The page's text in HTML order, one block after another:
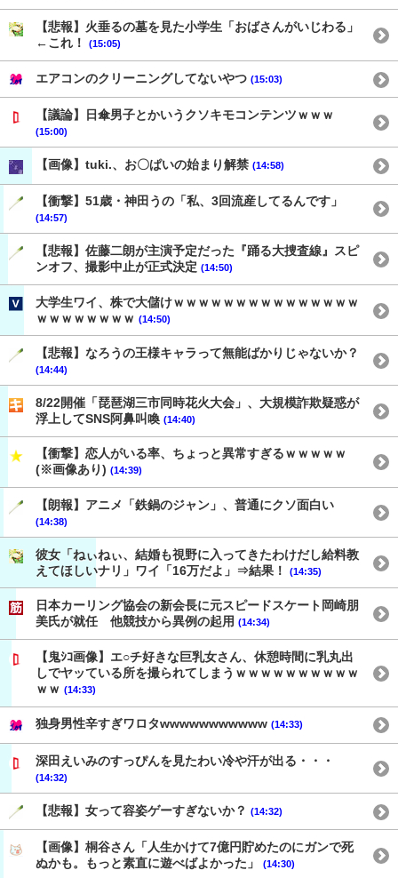
【悲報】火垂るの墓を見た小学生「おばさんがいじわる」
←これ！
(15:05)
エアコンのクリーニングしてないやつ (15:03)
【議論】日傘男子とかいうクソキモコンテンツｗｗｗ
(15:00)
【画像】tuki.、お〇ぱいの始まり解禁 (14:58)
【衝撃】51歳・神田うの「私、3回流産してるんです」
(14:57)
【悲報】佐藤二朗が主演予定だった『踊る大捜査線』スピ
ンオフ、撮影中止が正式決定 (14:50)
大学生ワイ、株で大儲けｗｗｗｗｗｗｗｗｗｗｗｗｗｗｗ
ｗｗｗｗｗｗｗｗ (14:50)
【悲報】なろうの王様キャラって無能ばかりじゃないか？
(14:44)
8/22開催「琵琶湖三市同時花火大会」、大規模詐欺疑惑が
浮上してSNS阿鼻叫喚 (14:40)
【衝撃】恋人がいる率、ちょっと異常すぎるｗｗｗｗｗ
(※画像あり) (14:39)
【朗報】アニメ「鉄鍋のジャン」、普通にクソ面白い
(14:38)
彼女「ねぃねぃ、結婚も視野に入ってきたわけだし給料教
えてほしいナリ」ワイ「16万だよ」⇒結果！
(14:35)
日本カーリング協会の新会長に元スピードスケート岡崎朋
美氏が就任 他競技から異例の起用 (14:34)
【鬼ｼｺ画像】エ○チ好きな巨乳女さん、休憩時間に乳丸出
しでヤッている所を撮られてしまうｗｗｗｗｗｗｗｗｗｗ
ｗｗ (14:33)
独身男性辛すぎワロタwwwwwwwwwww (14:33)
深田えいみのすっぴんを見たわい冷や汗が出る・・・
(14:32)
【悲報】女って容姿ゲーすぎないか？ (14:32)
【画像】桐谷さん「人生かけて7億円貯めたのにガンで死
ぬかも。もっと素直に遊べばよかった」
(14:30)